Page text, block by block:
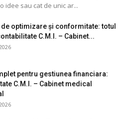
idee sau cat de unic ar...
optimizare și conformitate: totul
C.M.I. – Cabinet...
pentru gestiunea financiara:
C.M.I. – Cabinet medical